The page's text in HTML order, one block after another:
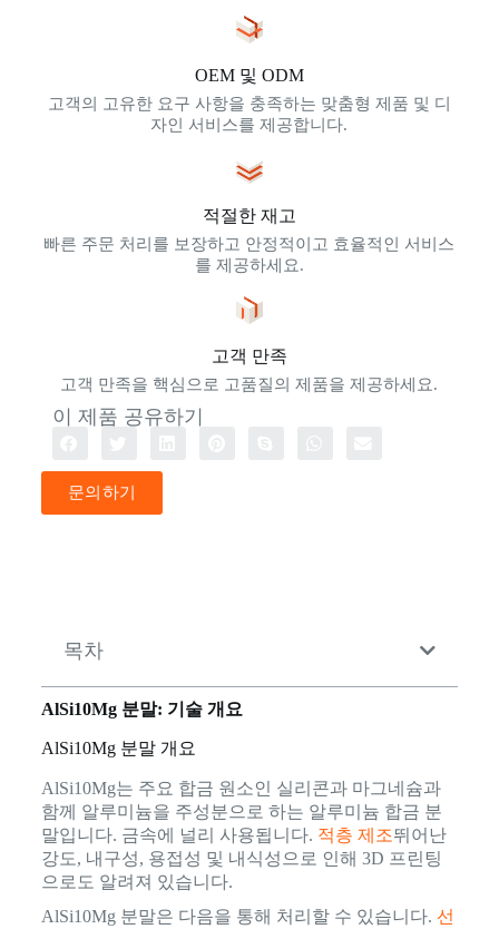
OEM 및 ODM
고객의 고유한 요구 사항을 충족하는 맞춤형 제품 및 디
자인 서비스를 제공합니다.
적절한 재고
빠른 주문 처리를 보장하고 안정적이고 효율적인 서비스
를 제공하세요.
고객 만족
고객 만족을 핵심으로 고품질의 제품을 제공하세요.
이 제품 공유하기
문의하기
목차
AlSi10Mg 분말: 기술 개요
AlSi10Mg 분말 개요
AlSi10Mg는 주요 합금 원소인 실리콘과 마그네슘과
함께 알루미늄을 주성분으로 하는 알루미늄 합금 분
말입니다. 금속에 널리 사용됩니다. 적층 제조뛰어난
강도, 내구성, 용접성 및 내식성으로 인해 3D 프린팅
으로도 알려져 있습니다.
AlSi10Mg 분말은 다음을 통해 처리할 수 있습니다. 선